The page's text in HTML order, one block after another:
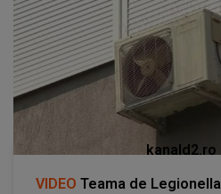
kanald2.ro
VIDEO Teama de